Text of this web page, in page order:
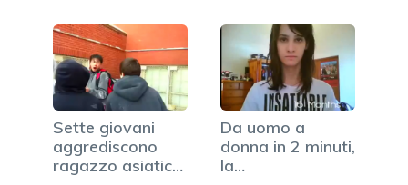
Sette giovani
aggrediscono
ragazzo asiatico
Da uomo a
donna in 2 minuti,
la